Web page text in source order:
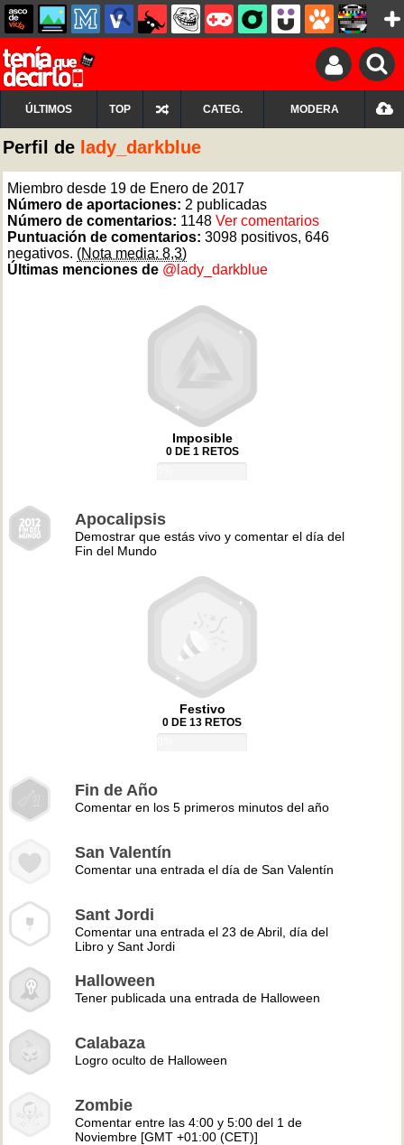
ÚLTIMOS TOP CATEG. MODERA
Perfil de lady_darkblue
Miembro desde 19 de Enero de 2017
Número de aportaciones: 2 publicadas
Número de comentarios: 1148 Ver comentarios
Puntuación de comentarios: 3098 positivos, 646
negativos. (Nota media: 8,3)
Últimas menciones de @lady_darkblue
Imposible
0 DE 1 RETOS
Apocalipsis
Demostrar que estás vivo y comentar el día del
Fin del Mundo
Festivo
0 DE 13 RETOS
Fin de Año
Comentar en los 5 primeros minutos del año
San Valentín
Comentar una entrada el día de San Valentín
Sant Jordi
Comentar una entrada el 23 de Abril, día del
Libro y Sant Jordi
Halloween
Tener publicada una entrada de Halloween
Calabaza
Logro oculto de Halloween
Zombie
Comentar entre las 4:00 y 5:00 del 1 de
Noviembre [GMT +01:00 (CET)]